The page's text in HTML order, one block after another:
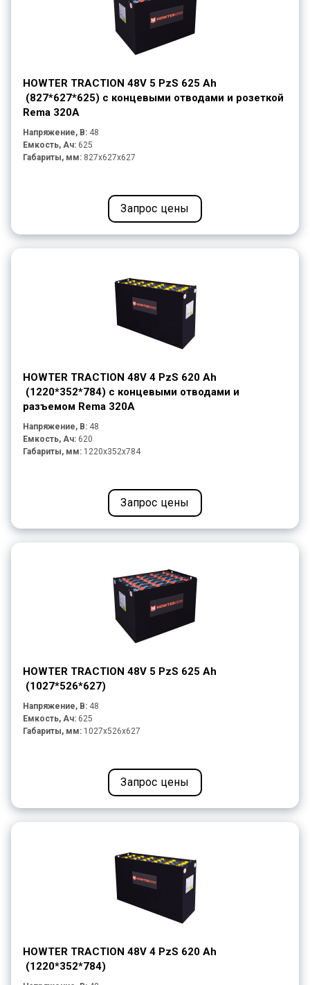
HOWTER TRACTION 48V 5 PzS 625 Ah
(827*627*625) с концевыми отводами и розеткой
Rema 320A
Напряжение, В: 48
Емкость, Ач: 625
Габариты, мм: 827x627x627
Запрос цены
HOWTER TRACTION 48V 4 PzS 620 Ah
(1220*352*784) с концевыми отводами и
разъемом Rema 320A
Напряжение, В: 48
Емкость, Ач: 620
Габариты, мм: 1220x352x784
Запрос цены
HOWTER TRACTION 48V 5 PzS 625 Ah
(1027*526*627)
Напряжение, В: 48
Емкость, Ач: 625
Габариты, мм: 1027x526x627
Запрос цены
HOWTER TRACTION 48V 4 PzS 620 Ah
(1220*352*784)